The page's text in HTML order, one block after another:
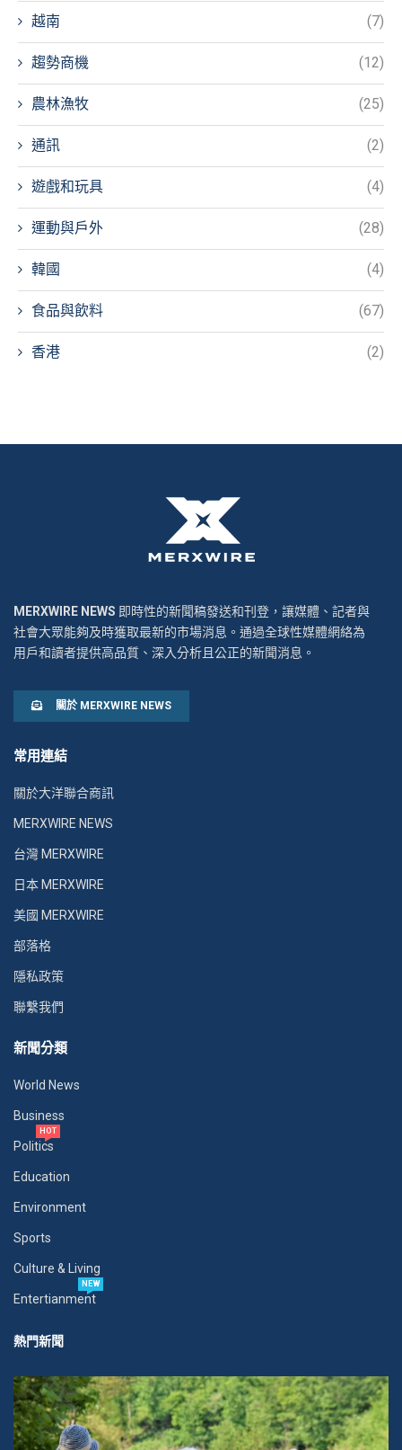
越南 (7)
趨勢商機 (12)
農林漁牧 (25)
通訊 (2)
遊戲和玩具 (4)
運動與戶外 (28)
韓國 (4)
食品與飲料 (67)
香港 (2)
MERXWIRE NEWS 即時性的新聞稿發送和刊登，讓媒體、記者與
社會大眾能夠及時獲取最新的市場消息。通過全球性媒體網絡為
用戶和讀者提供高品質、深入分析且公正的新聞消息。
關於 MERXWIRE NEWS
常用連結
關於大洋聯合商訊
MERXWIRE NEWS
台灣 MERXWIRE
日本 MERXWIRE
美國 MERXWIRE
部落格
隱私政策
聯繫我們
新聞分類
World News
Business
Politics
HOT
Education
Environment
Sports
Culture & Living
Entertianment
NEW
熱門新聞